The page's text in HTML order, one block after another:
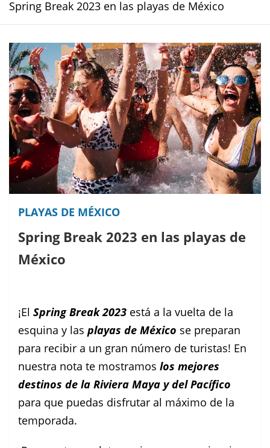
Spring Break 2023 en las playas de México
PLAYAS DE MÉXICO
Spring Break 2023 en las playas de
México
¡El Spring Break 2023 está a la vuelta de la
esquina y las playas de México se preparan
para recibir a un gran número de turistas! En
nuestra nota te mostramos los mejores
destinos de la Riviera Maya y del Pacífico
para que puedas disfrutar al máximo de la
temporada.